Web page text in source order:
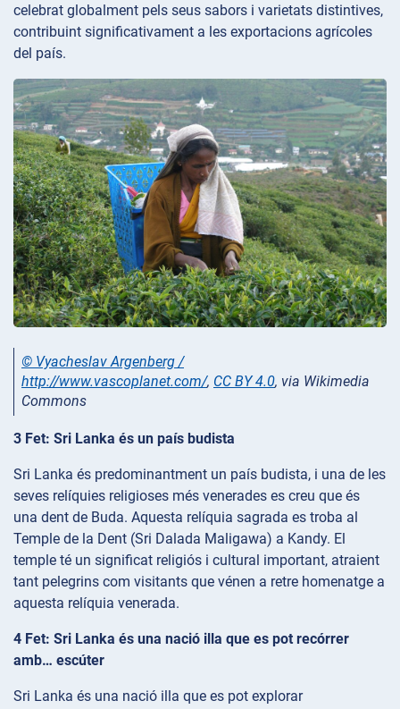
celebrat globalment pels seus sabors i varietats distintives,
contribuint significativament a les exportacions agrícoles
del país.
© Vyacheslav Argenberg /
http://www.vascoplanet.com/, CC BY 4.0, via Wikimedia
Commons
3 Fet: Sri Lanka és un país budista
Sri Lanka és predominantment un país budista, i una de les
seves relíquies religioses més venerades es creu que és
una dent de Buda. Aquesta relíquia sagrada es troba al
Temple de la Dent (Sri Dalada Maligawa) a Kandy. El
temple té un significat religiós i cultural important, atraient
tant pelegrins com visitants que vénen a retre homenatge a
aquesta relíquia venerada.
4 Fet: Sri Lanka és una nació illa que es pot recórrer
amb… escúter
Sri Lanka és una nació illa que es pot explorar